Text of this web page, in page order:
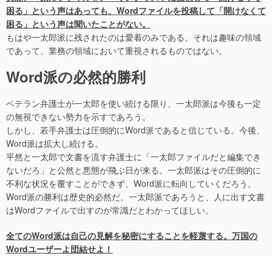
困る」という声はあっても、Wordファイルを投稿して「開けなくて
困る」という声は聞いたことがない。
もはや一太郎派に残されたのは愛着のみである。それは趣味の領域
であって、業務の領域において重視されるものではない。
Word派の必然的勝利
ベテラン弁護士が一太郎を使い続ける限り、一太郎派は今後も一定
の無視できない勢力を示すであろう。
しかし、若手弁護士は圧倒的にWord派であると信じている。今後、
Word派は拡大し続ける。
平然と一太郎で文書を流す弁護士に「一太郎ファイルだと編集でき
ないだろ」と公然と悪態が飛ぶ日が来る。一太郎派はその圧倒的に
不利な状況を覆すことができず、Word派に転向していくだろう。
Word派の勝利は歴史的必然だ。一太郎派であろうと、人に出す文書
はWordファイルで出すのが常識だとわかってほしい。
全てのWord派は自己の見解を秘密にすることを軽蔑する。万国の
Wordユーザーよ団結せよ！